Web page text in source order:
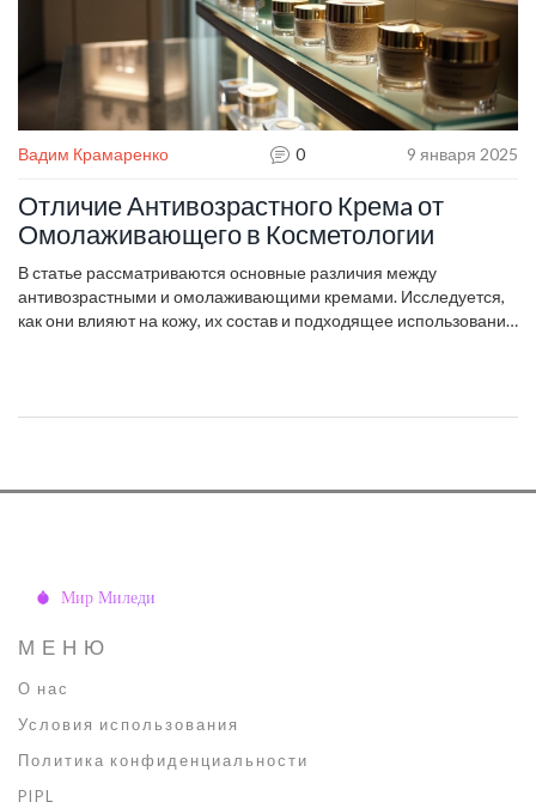
Вадим Крамаренко 0 9 января 2025
Отличие Антивозрастного Кремa от
Омолаживающего в Косметологии
В статье рассматриваются основные различия между
антивозрастными и омолаживающими кремами. Исследуется,
как они влияют на кожу, их состав и подходящее использование
упаковками и яркими обещаниями производителей.
МЕНЮ
О нас
Условия использования
Политика конфиденциальности
PIPL